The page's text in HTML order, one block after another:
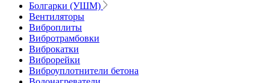
Болгарки (УШМ)
Вентиляторы
Виброплиты
Вибротрамбовки
Виброкатки
Виброрейки
Виброуплотнители бетона